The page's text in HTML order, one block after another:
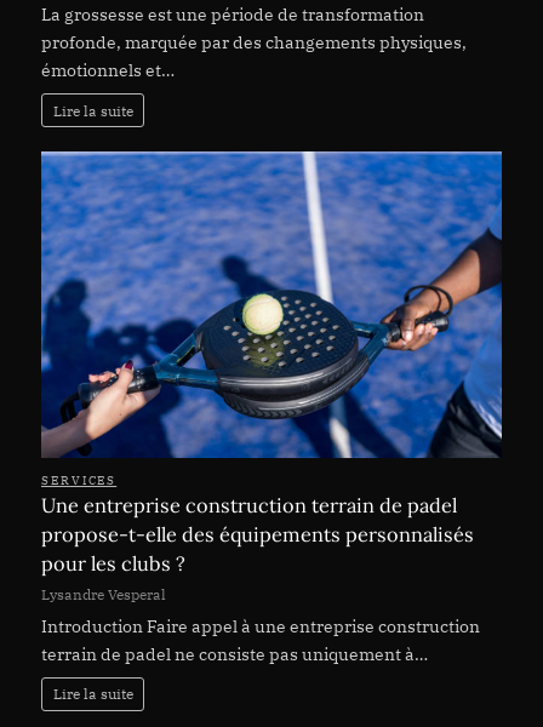
La grossesse est une période de transformation
profonde, marquée par des changements physiques,
émotionnels et…
Lire la suite
SERVICES
Une entreprise construction terrain de padel
propose-t-elle des équipements personnalisés
pour les clubs ?
Lysandre Vesperal
Introduction Faire appel à une entreprise construction
terrain de padel ne consiste pas uniquement à…
Lire la suite